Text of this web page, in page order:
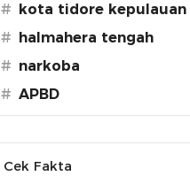
#
kota tidore kepulauan
#
halmahera tengah
# narkoba
# APBD
Cek Fakta